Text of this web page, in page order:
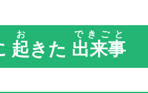
起
お
きた 出来事
できごと